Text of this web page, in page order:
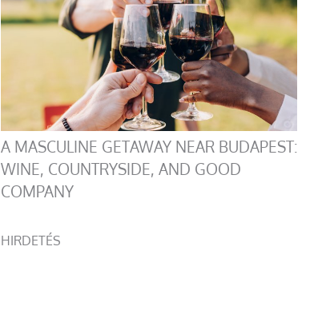
A MASCULINE GETAWAY NEAR BUDAPEST:
WINE, COUNTRYSIDE, AND GOOD
COMPANY
HIRDETÉS